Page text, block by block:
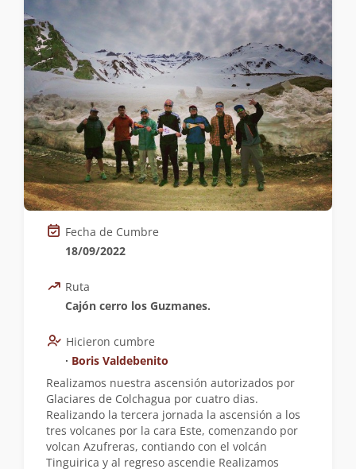
Fecha de Cumbre
18/09/2022
Ruta
Cajón cerro los Guzmanes.
Hicieron cumbre
∙ Boris Valdebenito
Realizamos nuestra ascensión autorizados por
Glaciares de Colchagua por cuatro dias.
Realizando la tercera jornada la ascensión a los
tres volcanes por la cara Este, comenzando por
volcan Azufreras, contiando con el volcán
Tinguirica y al regreso ascendie Realizamos